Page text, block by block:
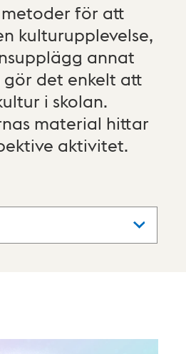
för att
kulturupplevelse,
annat
det enkelt att
i skolan.
material hittar
aktivitet.